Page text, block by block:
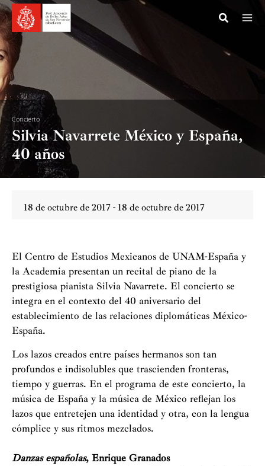
Ir
al
contenido
Concierto
Silvia Navarrete México y España,
40 años
18 de octubre de 2017 - 18 de octubre de 2017
El Centro de Estudios Mexicanos de UNAM-España y
la Academia presentan un recital de piano de la
prestigiosa pianista Silvia Navarrete. El concierto se
integra en el contexto del 40 aniversario del
establecimiento de las relaciones diplomáticas México-
España.
Los lazos creados entre países hermanos son tan
profundos e indisolubles que trascienden fronteras,
tiempo y guerras. En el programa de este concierto, la
música de España y la música de México reflejan los
lazos que entretejen una identidad y otra, con la lengua
cómplice y sus ritmos mezclados.
Danzas españolas, Enrique Granados